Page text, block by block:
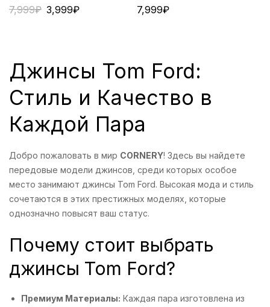
7,999₽ 3,999₽ 7,999₽
Джинсы Tom Ford:
Стиль и Качество в
Каждой Пара
Добро пожаловать в мир CORNERY! Здесь вы найдете
передовые модели джинсов, среди которых особое
место занимают джинсы Tom Ford. Высокая мода и стиль
сочетаются в этих престижных моделях, которые
однозначно повысят ваш статус.
Почему стоит выбрать
джинсы Tom Ford?
Премиум Материалы: Каждая пара изготовлена из